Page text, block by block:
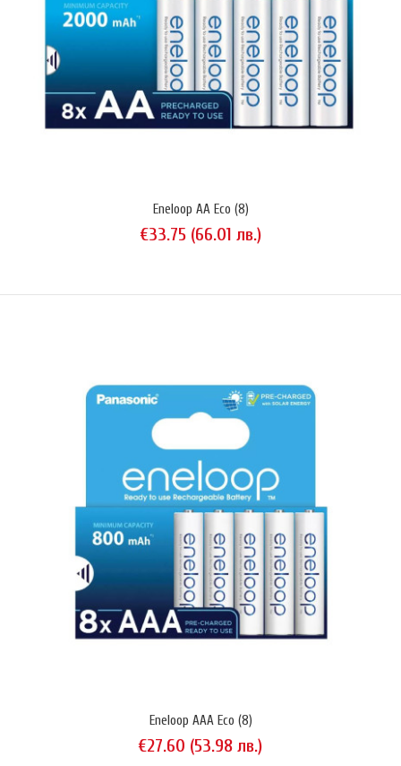
тип Faston 187 (4.8 mm). Подходящ за използване в универсални
непрекъсваеми устройства (UPS), алармени инсталации и други
приложения за "дълбок разряд". Доставя се без специална
опаковка. Произведен в Китай. Дата на производство: ..
LC-R127R2PG1 (12V • 7.2Ah • F250)
€26.08 (51.00 лв.)
Оловен акумулатор Panasonic LC-R127R2PG1 12V 7.2Ah (20 hrs). Тип
VRLA (запечатан). За индустриална употреба. Използва терминали
тип Faston 250 (6.35 mm). Подходящ за използване в универсални
Eneloop AA Eco (8)
€33.75 (66.01 лв.)
Eneloop AAA Eco (8)
€27.60 (53.98 лв.)